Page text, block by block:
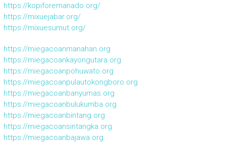
https://kopiforemanado.org/
https://mixuejabar.org/
https://mixuesumut.org/
https://miegacoanmanahan.org
https://miegacoankayongutara.org
https://miegacoanpohuwato.org
https://miegacoanpulautokongboro.org
https://miegacoanbanyumas.org
https://miegacoanbulukumba.org
https://miegacoanbintang.org
https://miegacoansintangka.org
https://miegacoanbajawa.org